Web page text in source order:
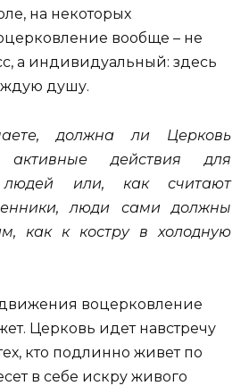
на некоторых
вообще – не
а индивидуальный: здесь
душу.
должна ли Церковь
активные действия для
людей или, как считают
люди сами должны
как к костру в холодную
движения воцерковление
Церковь идет навстречу
кто подлинно живет по
в себе искру живого